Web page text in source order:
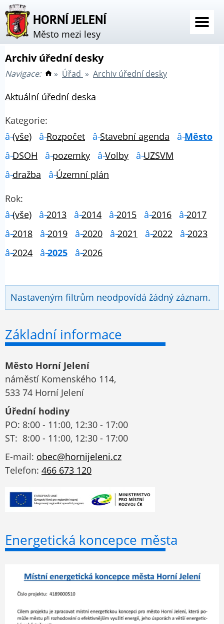
HORNÍ JELENÍ
Město mezi lesy
Archiv úřední desky
Navigace: » Úřad » Archiv úřední desky
Aktuální úřední deska
Kategorie:
(vše)
Rozpočet Stavební agenda
Město
DSOH
pozemky Volby
UZSVM
dražba
Územní plán
Rok:
(vše)
2013 2014 2015 2016
2017
2018
2019 2020 2021 2022
2023
2024
2025 2026
Nastaveným filtrům neodpovídá žádný záznam.
Základní informace
Město Horní Jelení
náměstí Komenského 114,
533 74 Horní Jelení
Úřední hodiny
PO: 8:00 - 11:00, 12:30 - 17:00
ST: 8:00 - 11:00, 12:30 - 17:00
E-mail: obec@hornijeleni.cz
Telefon: 466 673 120
Energetická koncepce města